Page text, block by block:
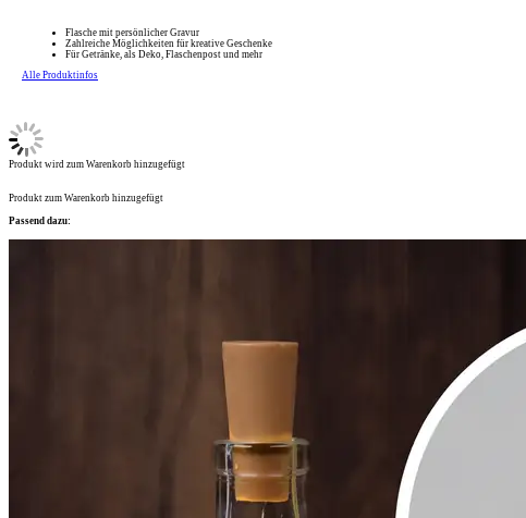
Flasche mit persönlicher Gravur
Zahlreiche Möglichkeiten für kreative Geschenke
Für Getränke, als Deko, Flaschenpost und mehr
Alle Produktinfos
Produkt wird zum Warenkorb hinzugefügt
Produkt zum Warenkorb hinzugefügt
Passend dazu: